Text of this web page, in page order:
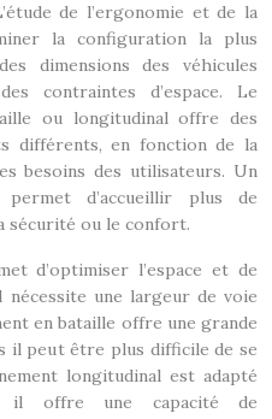
de l’ergonomie et de la
la configuration la plus
dimensions des véhicules
contraintes d’espace. Le
ou longitudinal offre des
différents, en fonction de la
besoins des utilisateurs. Un
permet d’accueillir plus de
sécurité ou le confort.
d’optimiser l’espace et de
une largeur de voie
en bataille offre une grande
il peut être plus difficile de se
longitudinal est adapté
il offre une capacité de